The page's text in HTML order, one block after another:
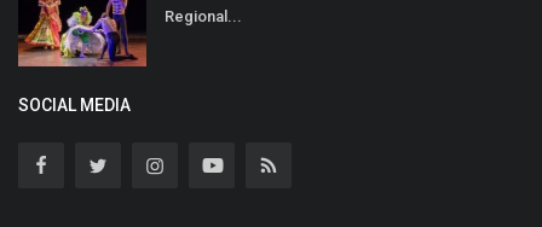
Regional...
SOCIAL MEDIA